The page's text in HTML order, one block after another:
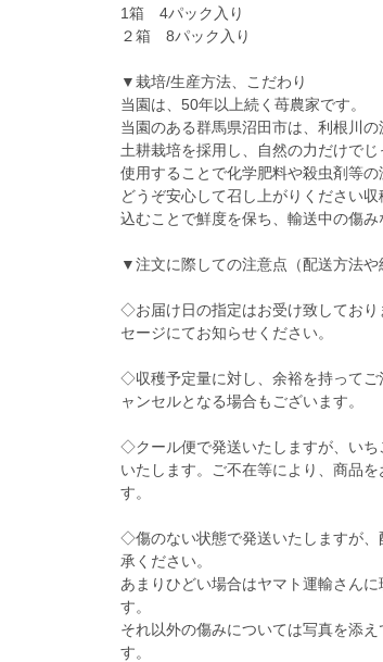
1箱 4パック入り
２箱 8パック入り
▼栽培/生産方法、こだわり
当園は、50年以上続く苺農家です。
当園のある群馬県沼田市は、利根川
土耕栽培を採用し、自然の力だけで
使用することで化学肥料や殺虫剤等の
どうぞ安心して召し上がりください
込むことで鮮度を保ち、輸送中の傷
▼注文に際しての注意点（配送方法や
◇お届け日の指定はお受け致しており
セージにてお知らせください。
◇収穫予定量に対し、余裕を持ってご
ャンセルとなる場合もございます。
◇クール便で発送いたしますが、い
いたします。ご不在等により、商品
す。
◇傷のない状態で発送いたしますが、
承ください。
あまりひどい場合はヤマト運輸さん
す。
それ以外の傷みについては写真を添
す。